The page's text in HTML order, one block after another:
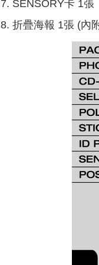
7. SENSORY卡 1張
8. 折疊海報 1張 (內